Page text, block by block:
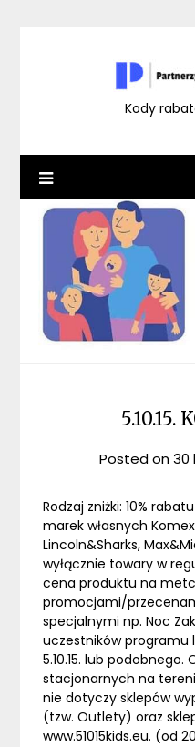
Kody
5.10.15.
Posted on30
Rodzaj zniżki: 10%
marek własnych Komex
Lincoln&Sharks,
wyłącznie towary w
cena produktu na
promocjami/
specjalnymi np. Noc
uczestników programu
5.10.15. lub
stacjonarnych na
nie dotyczy sklepów
(tzw. Outlety) oraz
www.51015kids.eu. (od